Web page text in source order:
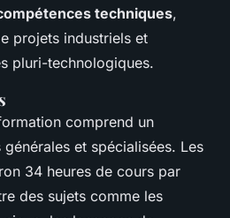
techniques,
projets industriels et
pluri-technologiques.
comprend un
et spécialisées. Les
34 heures de cours par
des sujets comme les